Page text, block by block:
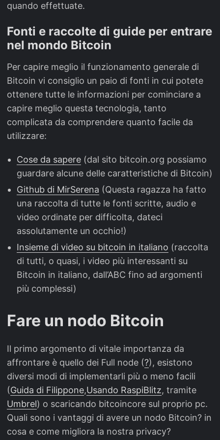
quando effettuate.
Fonti e raccolte di guide per entrare
nel mondo Bitcoin
Per capire meglio il funzionamento generale di
Bitcoin vi consiglio un paio di fonti in cui potete
ottenere tutte le informazioni per cominciare a
capire meglio questa tecnologia, tanto
complicata da comprendere quanto facile da
utilizzare:
Cose da sapere (dal sito bitcoin.org possiamo
guardare alcune delle caratteristiche di Bitcoin)
Github di MirSerena (Questa ragazza ha fatto
una raccolta di tutte le fonti scritte, audio e
video ordinate per difficolta, dateci
assolutamente un occhio!)
Insieme di video su bitcoin in italiano (raccolta
di tutti, o quasi, i video più interessanti su
Bitcoin in italiano, dall’ABC fino ad argomenti
più complessi)
Fare un nodo Bitcoin
Il primo argomento di vitale importanza da
affrontare è quello dei Full node (?), esistono
diversi modi di implementarli più o meno facili
(Guida di Filippone,Usando RaspiBlitz, tramite
Umbrel) o scaricando bitcoincore sul proprio pc.
Quali sono i vantaggi di avere un nodo Bitcoin? in
cosa e come migliora la nostra privacy?